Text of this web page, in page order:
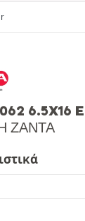
6.5X16
ΖΆΝΤΑ